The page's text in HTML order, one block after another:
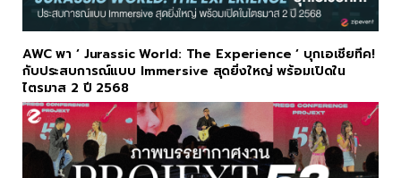
AWC พา ‘ Jurassic World: The Experience ‘ บุกเอเชียทีค!
กับประสบการณ์แบบ Immersive สุดยิ่งใหญ่ พร้อมเปิดใน
ไตรมาส 2 ปี 2568